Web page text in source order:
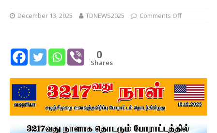
December 13, 2025 TDNEWS2025 Comments Off
0
Shares